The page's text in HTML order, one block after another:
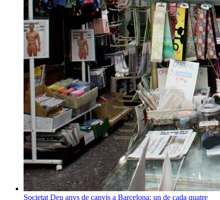
Societat Deu anys de canvis a Barcelona: un de cada quatre